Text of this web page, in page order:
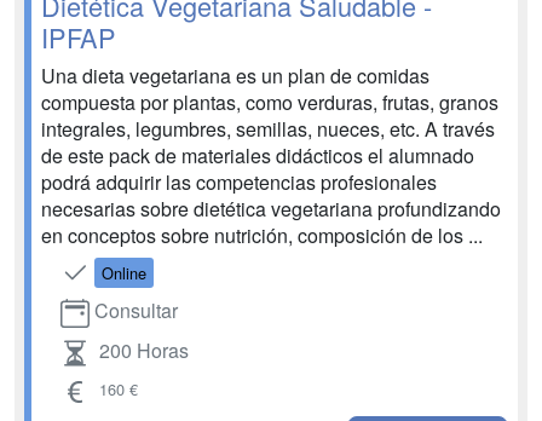
IPFAP
Una dieta vegetariana es un plan de comidas
compuesta por plantas, como verduras, frutas, granos
integrales, legumbres, semillas, nueces, etc. A través
de este pack de materiales didácticos el alumnado
podrá adquirir las competencias profesionales
necesarias sobre dietética vegetariana profundizando
en conceptos sobre nutrición, composición de los ...
Online
Consultar
200 Horas
160 €